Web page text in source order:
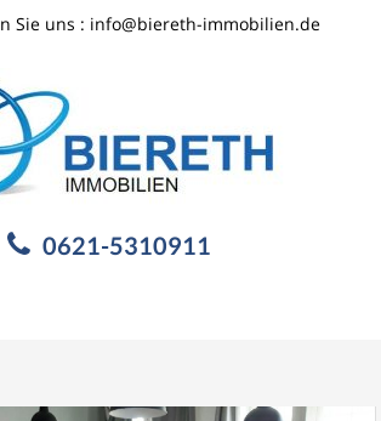
Sie uns : info@biereth-immobilien.de
0621-5310911